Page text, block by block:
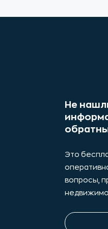
Не
Это
вопросы,